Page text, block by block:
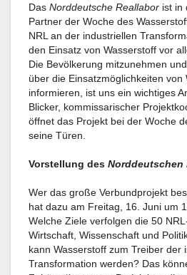
Das Norddeutsche Reallabor ist in
Partner der Woche des
NRL an der industriellen
den Einsatz von Wasserstoff vor
Die Bevölkerung mitzunehmen
über die Einsatzmöglichkeiten von
informieren, ist uns ein wichtiges
Blicker, kommissarischer
öffnet das Projekt bei der Woche
seine Türen.
Vorstellung des Norddeutschen
Wer das große Verbundprojekt
hat dazu am Freitag, 16. Juni um
Welche Ziele verfolgen die 50
Wirtschaft, Wissenschaft und
kann Wasserstoff zum Treiber der
Transformation werden? Das